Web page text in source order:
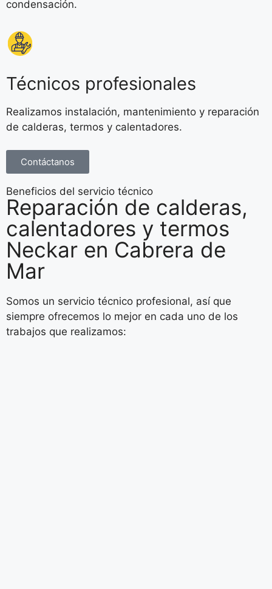
condensación.
Técnicos profesionales
Realizamos instalación, mantenimiento y reparación
de calderas, termos y calentadores.
Contáctanos
Beneficios del servicio técnico
Reparación de calderas,
calentadores y termos
Neckar en Cabrera de
Mar
Somos un servicio técnico profesional, así que
siempre ofrecemos lo mejor en cada uno de los
trabajos que realizamos: